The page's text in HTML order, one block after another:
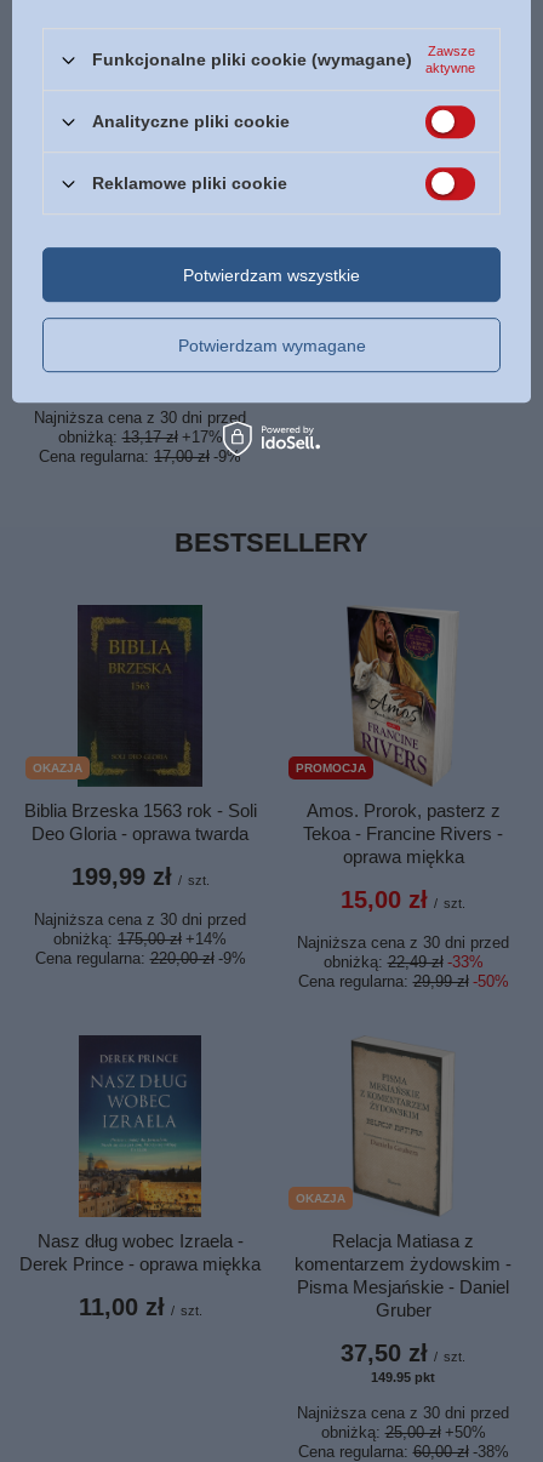
Ewangelia Jezusa Chrystusa -
15,50 zł
Najniższa cena z 30 dni przed
obniżką:13,17 zł +17%
Cena regularna: 17,00 zł -9%
BESTSELLERY
OKAZJA
Biblia Brzeska 1563 rok - Soli
Deo Gloria - oprawa twarda
199,99 zł / szt.
Najniższa cena z 30 dni przed
obniżką: 175,00 zł +14%
Cena regularna:220,00 zł -9%
PROMOCJA
Amos. Prorok, pasterz z
Tekoa - Francine Rivers -
oprawa miękka
15,00 zł / szt.
Najniższa cena z 30 dni przed
obniżką:22,49 zł -33%
Cena regularna:29,99 zł -50%
Nasz dług wobec Izraela -
Derek Prince - oprawa miękka
11,00 zł / szt.
OKAZJA
Relacja Matiasa z
komentarzem żydowskim -
Pisma Mesjańskie - Daniel
Gruber
37,50 zł / szt.
149.95 pkt
Najniższa cena z 30 dni przed
obniżką:25,00 zł +50%
Cena regularna:60,00 zł -38%
Funkcjonalne pliki cookie (wymagane)
Zawsze
aktywne
Analityczne pliki cookie
Reklamowe pliki cookie
Potwierdzam wymagane
Potwierdzam wszystkie